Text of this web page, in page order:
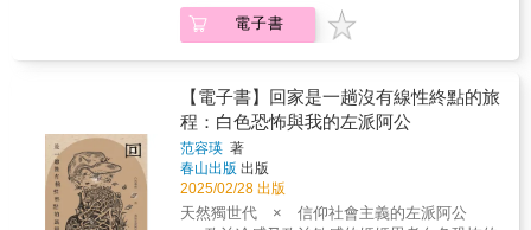
始終懷抱盼望。我們努力傳承記憶，是為了讓
歷史的重量化為基石，讓下一代能在更美好的
細微的光，照射在一封封的家書裡。他的身體
被關在牢裡，但他的心靈是個完全陪伴孩子成
長的爸爸。他回到牢房，舉起顫抖的手，寫
「你要好好愛護妹妹」這幾個字，這份愛的火
焰，炙熱到綠島再冷的海風，都吹不熄。這本
書，是一本給父母與孩子同理、對話的參考教
本。──張之豪（基隆市議員）◎國家人權博物
強迫坐著，牙齒被擊落三顆，甚至被逼舔食自
己吐出的血，被倒吊灌水，造成永久性的嗅覺
與聽覺傷害。儘管查無實證，情治單位仍以虛
被移送警備總部景美看守所，並在軍法審判
中，以「在馬來西亞加入共產黨」及「為匪宣
傳」的莫須有罪名，依據《懲治叛亂條例二條
一》唯一死刑起訴。最終，他被判處有期徒刑
十二年，在巨大的惶恐中度過漫長的等候期。
綠島高牆內：生命重啟的微光1972年，陳欽生
展、台灣文化推廣總是不遺餘力。深刻的台灣
意識與國族認同，持續強化台美人社群聯帶，
社會的民主化歷程，勾勒國內外政治經濟結構
劇變，見證超過一甲子的台美人，如何串聯、
參與並投身以台灣為主體的文化與政治行動，
以台灣之名為號召，將愛國心與台灣情體現在
無數的歷史事件中。作者盧世祥以錘鍊的筆
桿，詳實建構了不同世代的台美人敘事。將一
封封台美人寫給台灣的情書，以時間為經、事
電子書
【電子書】回家是一趟沒有線性終點的旅
程：白色恐怖與我的左派阿公
范容瑛 著
春山出版 出版
2025/02/28 出版
天然獨世代 × 信仰社會主義的左派阿公